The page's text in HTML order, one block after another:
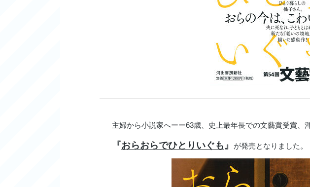
主婦から小説家へーー63歳、史上最年長での文藝賞受賞、
『おらおらでひとりいぐも 』 が発売となりました。